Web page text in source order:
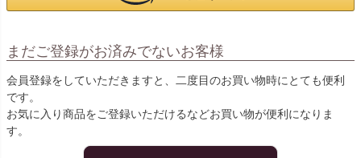
まだご登録がお済みでないお客様
会員登録をしていただきますと、二度目のお買い物時にとても便利
です。
お気に入り商品をご登録いただけるなどお買い物が便利になりま
す。